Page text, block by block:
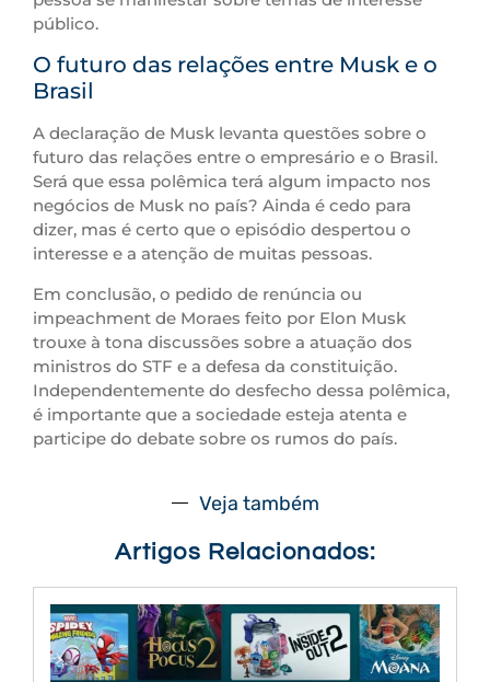
público.
O futuro das relações entre Musk e o
Brasil
A declaração de Musk levanta questões sobre o
futuro das relações entre o empresário e o Brasil.
Será que essa polêmica terá algum impacto nos
negócios de Musk no país? Ainda é cedo para
dizer, mas é certo que o episódio despertou o
interesse e a atenção de muitas pessoas.
Em conclusão, o pedido de renúncia ou
impeachment de Moraes feito por Elon Musk
trouxe à tona discussões sobre a atuação dos
ministros do STF e a defesa da constituição.
Independentemente do desfecho dessa polêmica,
é importante que a sociedade esteja atenta e
participe do debate sobre os rumos do país.
Veja também
Artigos Relacionados: